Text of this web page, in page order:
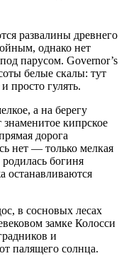
развалины древнего
однако нет
парусом. Governor’s
белые скалы: тут
просто гулять.
а на берегу
кипрское
дорога
нет — только мелкая
родилась богиня
останавливаются
в сосновых лесах
замке Колосси
и
палящего солнца.